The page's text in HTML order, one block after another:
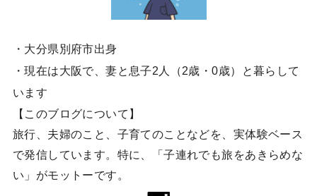
・大分県別府市出身
・現在は大阪で、妻と息子2人（2歳・0歳）と暮らして
います
【このブログについて】
旅行、夫婦のこと、子育てのことなどを、実体験ベース
で発信しています。特に、「子連れでも旅をあきらめな
い」がモットーです。